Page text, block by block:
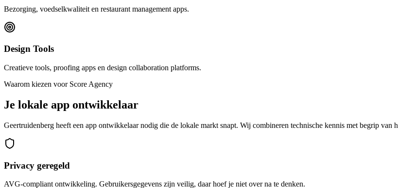
Bezorging, voedselkwaliteit en restaurant management apps.
Design Tools
Creatieve tools, proofing apps en design collaboration platforms.
Waarom kiezen voor Score Agency
Je lokale app ontwikkelaar
Geertruidenberg heeft een app ontwikkelaar nodig die de lokale markt snapt. Wij combineren technische kennis met begrip van
Privacy geregeld
AVG-compliant ontwikkeling. Gebruikersgegevens zijn veilig, daar hoef je niet over na te denken.